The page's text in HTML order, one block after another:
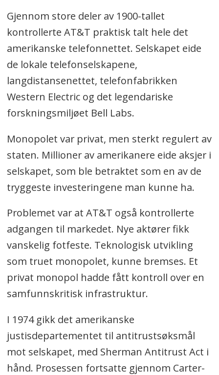
Gjennom store deler av 1900-tallet
kontrollerte AT&T praktisk talt hele det
amerikanske telefonnettet. Selskapet eide
de lokale telefonselskapene,
langdistansenettet, telefonfabrikken
Western Electric og det legendariske
forskningsmiljøet Bell Labs.
Monopolet var privat, men sterkt regulert av
staten. Millioner av amerikanere eide aksjer i
selskapet, som ble betraktet som en av de
tryggeste investeringene man kunne ha.
Problemet var at AT&T også kontrollerte
adgangen til markedet. Nye aktører fikk
vanskelig fotfeste. Teknologisk utvikling
som truet monopolet, kunne bremses. Et
privat monopol hadde fått kontroll over en
samfunnskritisk infrastruktur.
I 1974 gikk det amerikanske
justisdepartementet til antitrustsøksmål
mot selskapet, med Sherman Antitrust Act i
hånd. Prosessen fortsatte gjennom Carter-